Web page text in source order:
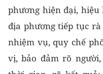
phương hiện đại, hiệu
địa phương tiếp tục
nhiệm vụ, quy chế
vị, bảo đảm rõ